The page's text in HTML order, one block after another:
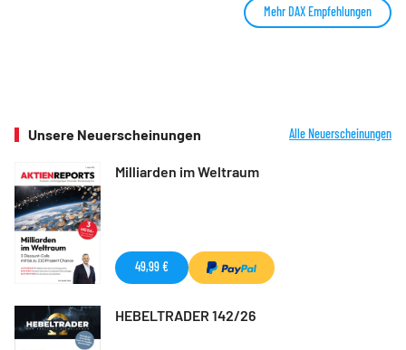
Mehr DAX Empfehlungen
Unsere Neuerscheinungen Alle Neuerscheinungen
Milliarden im Weltraum
49,99 €
HEBELTRADER 142/26